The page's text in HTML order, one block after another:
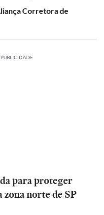
Corretora de
para proteger
norte de SP